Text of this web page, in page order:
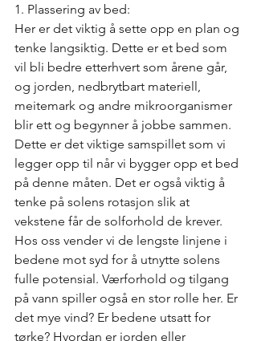
1. Plassering av bed:
Her er det viktig å sette opp en plan og
tenke langsiktig. Dette er et bed som
vil bli bedre etterhvert som årene går,
og jorden, nedbrytbart materiell,
meitemark og andre mikroorganismer
blir ett og begynner å jobbe sammen.
Dette er det viktige samspillet som vi
legger opp til når vi bygger opp et bed
på denne måten. Det er også viktig å
tenke på solens rotasjon slik at
vekstene får de solforhold de krever.
Hos oss vender vi de lengste linjene i
bedene mot syd for å utnytte solens
fulle potensial. Værforhold og tilgang
på vann spiller også en stor rolle her. Er
det mye vind? Er bedene utsatt for
tørke? Hvordan er jorden eller